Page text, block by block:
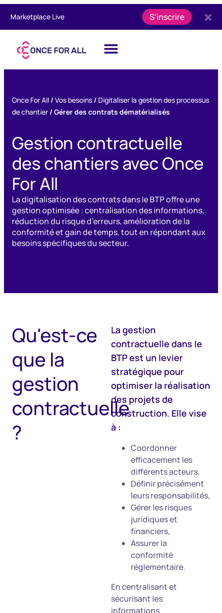
Marketplace Live S'inscrire
Once For All / Vos besoins / Digitaliser la gestion des processus
de chantier / Gérer des contrats dématérialisés
Gestion contractuelle
des chantiers avec Once
For All
La digitalisation des contrats dans le BTP offre une
gestion optimisée : centralisation des informations,
réduction du risque d’erreurs, amélioration de la
conformité et gain de temps, tout en répondant aux
besoins spécifiques du secteur.
Qu'est-ce
que la
gestion
contractuelle
?
La gestion
contractuelle dans le
BTP est un levier
stratégique pour
optimiser la réalisation
des projets de
construction. Elle vise
à :
Coordonner
efficacement les
différents acteurs,
Définir précisément
leurs responsabilités,
Gérer les risques
juridiques et
financiers,
Assurer la
conformité
réglementaire.
En centralisant et
sécurisant les
informations